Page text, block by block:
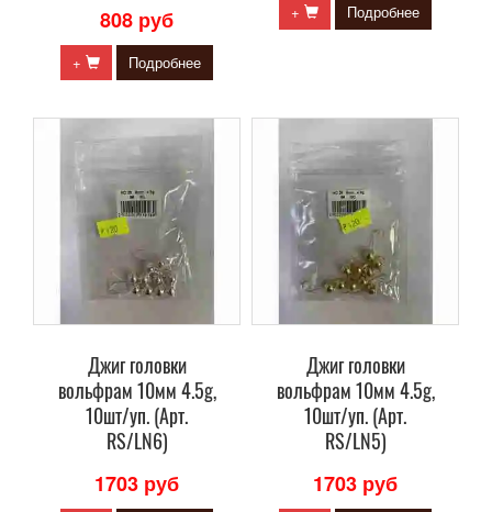
808 руб
+ Подробнее
+ Подробнее
Джиг головки
вольфрам 10мм 4.5g,
10шт/уп. (Арт.
RS/LN6)
1703 руб
Джиг головки
вольфрам 10мм 4.5g,
10шт/уп. (Арт.
RS/LN5)
1703 руб